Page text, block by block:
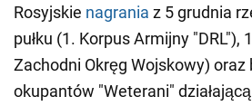
Rosyjskie nagrania z 5 grudnia
pułku (1. Korpus Armijny "DRL"),
Zachodni Okręg Wojskowy)
okupantów "Weterani"